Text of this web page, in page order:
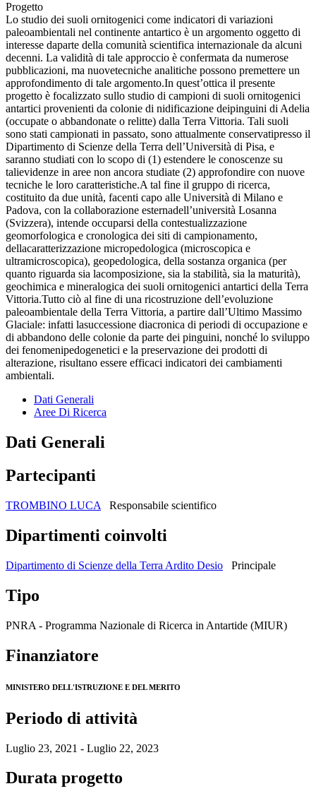
Progetto
Lo studio dei suoli ornitogenici come indicatori di variazioni
paleoambientali nel continente antartico è un argomento oggetto di
interesse daparte della comunità scientifica internazionale da alcuni
decenni. La validità di tale approccio è confermata da numerose
pubblicazioni, ma nuovetecniche analitiche possono premettere un
approfondimento di tale argomento.In quest’ottica il presente
progetto è focalizzato sullo studio di campioni di suoli ornitogenici
antartici provenienti da colonie di nidificazione deipinguini di Adelia
(occupate o abbandonate o relitte) dalla Terra Vittoria. Tali suoli
sono stati campionati in passato, sono attualmente conservatipresso il
Dipartimento di Scienze della Terra dell’Università di Pisa, e
saranno studiati con lo scopo di (1) estendere le conoscenze su
talievidenze in aree non ancora studiate (2) approfondire con nuove
tecniche le loro caratteristiche.A tal fine il gruppo di ricerca,
costituito da due unità, facenti capo alle Università di Milano e
Padova, con la collaborazione esternadell’università Losanna
(Svizzera), intende occuparsi della contestualizzazione
geomorfologica e cronologica dei siti di campionamento,
dellacaratterizzazione micropedologica (microscopica e
ultramicroscopica), geopedologica, della sostanza organica (per
quanto riguarda sia lacomposizione, sia la stabilità, sia la maturità),
geochimica e mineralogica dei suoli ornitogenici antartici della Terra
Vittoria.Tutto ciò al fine di una ricostruzione dell’evoluzione
paleoambientale della Terra Vittoria, a partire dall’Ultimo Massimo
Glaciale: infatti lasuccessione diacronica di periodi di occupazione e
di abbandono delle colonie da parte dei pinguini, nonché lo sviluppo
dei fenomenipedogenetici e la preservazione dei prodotti di
alterazione, risultano essere efficaci indicatori dei cambiamenti
ambientali.
Dati Generali
Aree Di Ricerca
Dati Generali
Partecipanti
TROMBINO LUCA Responsabile scientifico
Dipartimenti coinvolti
Dipartimento di Scienze della Terra Ardito Desio Principale
Tipo
PNRA - Programma Nazionale di Ricerca in Antartide (MIUR)
Finanziatore
MINISTERO DELL'ISTRUZIONE E DEL MERITO
Periodo di attività
Luglio 23, 2021 - Luglio 22, 2023
Durata progetto